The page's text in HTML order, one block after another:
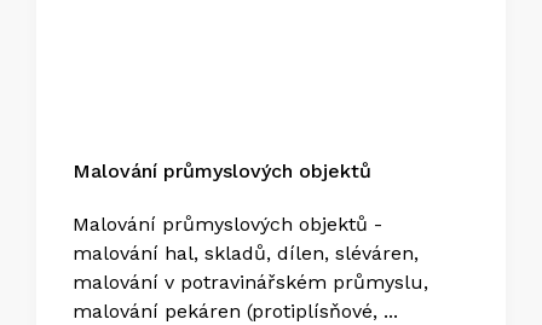
Malování průmyslových objektů
Malování průmyslových objektů -
malování hal, skladů, dílen, sléváren,
malování v potravinářském průmyslu,
malování pekáren (protiplísňové, ...